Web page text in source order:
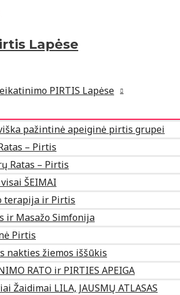
Lapėse
PIRTIS Lapėse
pažintinė apeiginė pirtis grupei
– Pirtis
Ratas – Pirtis
ŠEIMAI
terapija ir Pirtis
ir Masažo Simfonija
Pirtis
nakties žiemos iššūkis
RATO ir PIRTIES APEIGA
Žaidimai LILA, JAUSMŲ ATLASAS